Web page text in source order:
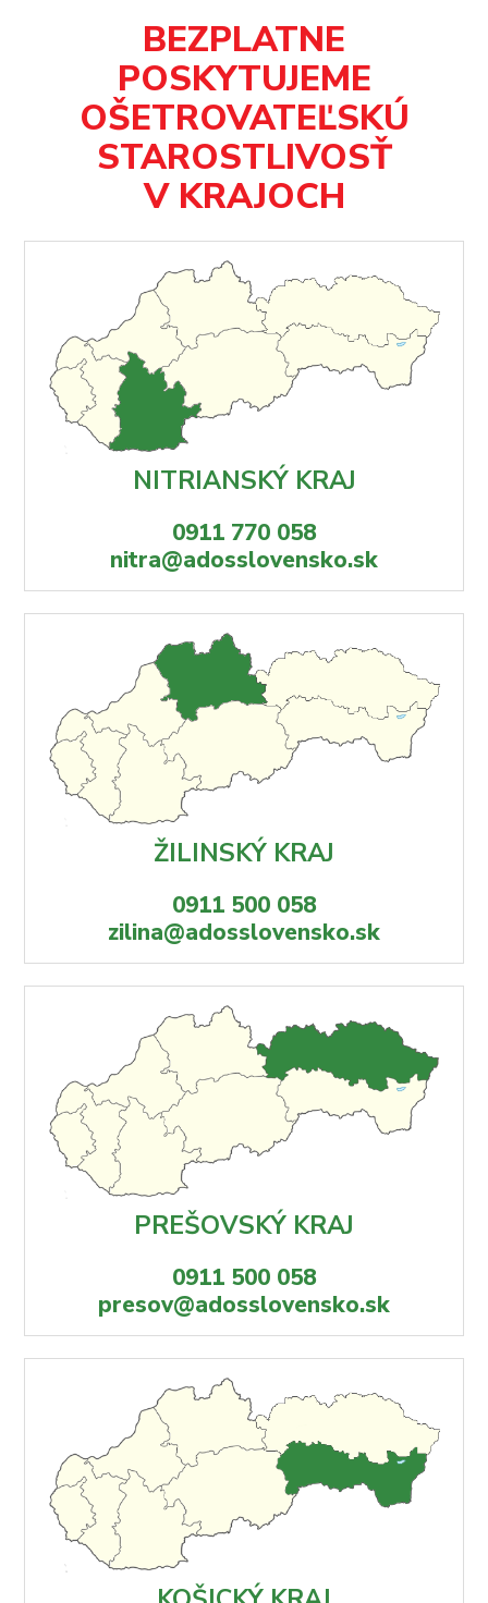
BEZPLATNE
POSKYTUJEME
OŠETROVATEĽSKÚ
STAROSTLIVOSŤ
V KRAJOCH
NITRIANSKÝ KRAJ
0911 770 058
nitra@adosslovensko.sk
ŽILINSKÝ KRAJ
0911 500 058
zilina@adosslovensko.sk
PREŠOVSKÝ KRAJ
0911 500 058
presov@adosslovensko.sk